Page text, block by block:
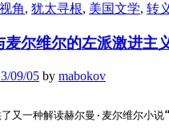
角, 犹太寻根, 美国文学, 转义
麦尔维尔的左派激进主
09/05 by mabokov
了又一种解读赫尔曼·麦尔维尔